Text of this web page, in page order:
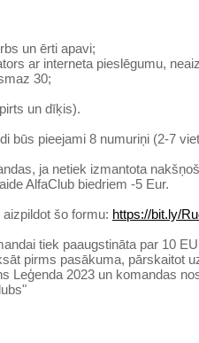
un ērti apavi;
ar interneta pieslēgumu,
30;
un dīķis).
būs pieejami 8 numuriņi (2-7
ja netiek izmantota
AlfaClub biedriem -5 Eur.
šo formu: https://bit.ly/
tiek paaugstināta par 10
pirms pasākuma, pārskaitot
Leģenda 2023 un komandas